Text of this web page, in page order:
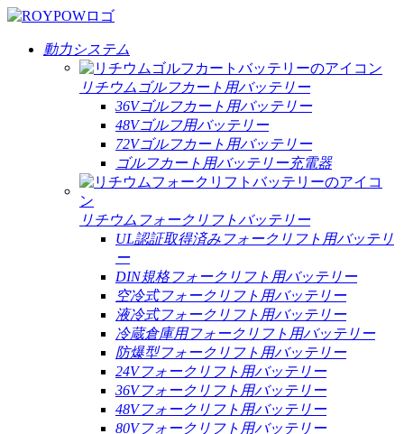
動力システム
リチウムゴルフカート用バッテリー
36Vゴルフカート用バッテリー
48Vゴルフ用バッテリー
72Vゴルフカート用バッテリー
ゴルフカート用バッテリー充電器
リチウムフォークリフトバッテリー
UL認証取得済みフォークリフト用バッテリ
ー
DIN規格フォークリフト用バッテリー
空冷式フォークリフト用バッテリー
液冷式フォークリフト用バッテリー
冷蔵倉庫用フォークリフト用バッテリー
防爆型フォークリフト用バッテリー
24Vフォークリフト用バッテリー
36Vフォークリフト用バッテリー
48Vフォークリフト用バッテリー
80Vフォークリフト用バッテリー